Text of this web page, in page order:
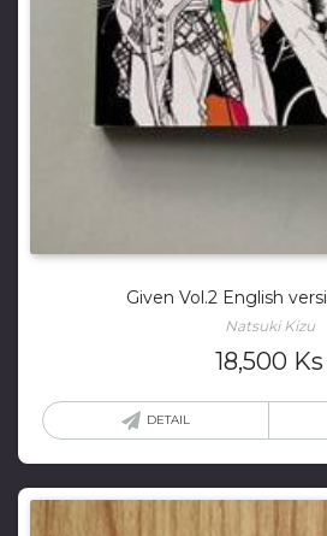
Given Vol.2 English
Natsuki Kizu
18,500 Ks
DETAIL